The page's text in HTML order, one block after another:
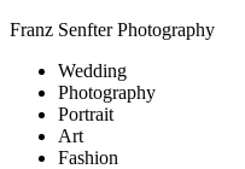
Franz Senfter Photography
Wedding
Photography
Portrait
Art
Fashion